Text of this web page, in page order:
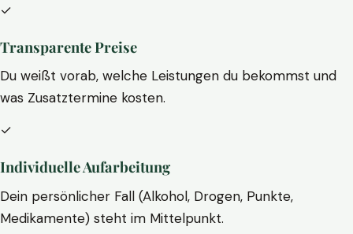
✓
Transparente Preise
Du weißt vorab, welche Leistungen du bekommst und
was Zusatztermine kosten.
✓
Individuelle Aufarbeitung
Dein persönlicher Fall (Alkohol, Drogen, Punkte,
Medikamente) steht im Mittelpunkt.